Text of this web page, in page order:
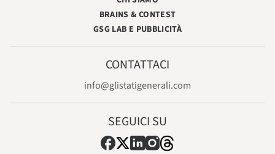
BRAINS & CONTEST
GSG LAB E PUBBLICITÀ
CONTATTACI
info@glistatigenerali.com
SEGUICI SU